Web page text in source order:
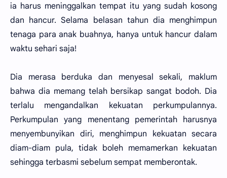
ia harus meninggalkan tempat itu yang sudah kosong
dan hancur. Selama belasan tahun dia menghimpun
tenaga para anak buahnya, hanya untuk hancur dalam
waktu sehari saja!
Dia merasa berduka dan menyesal sekali, maklum
bahwa dia memang telah bersikap sangat bodoh. Dia
terlalu mengandalkan kekuatan perkumpulannya.
Perkumpulan yang menentang pemerintah harusnya
menyembunyikan diri, menghimpun kekuatan secara
diam-diam pula, tidak boleh memamerkan kekuatan
sehingga terbasmi sebelum sempat memberontak.